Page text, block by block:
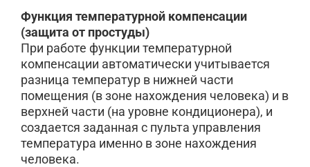
Функция температурной компенсации
(защита от простуды)
При работе функции температурной
компенсации автоматически учитывается
разница температур в нижней части
помещения (в зоне нахождения человека) и в
верхней части (на уровне кондиционера), и
создается заданная с пульта управления
температура именно в зоне нахождения
человека.